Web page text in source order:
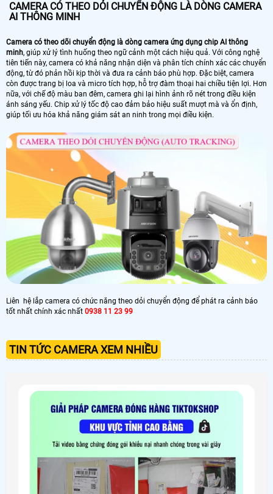
CAMERA CÓ THEO DỎI CHUYỂN ĐỘNG LÀ DÒNG CAMERA
AI THÔNG MINH
Camera có theo dõi chuyển động là dòng camera ứng dụng chip AI thông
minh, giúp xử lý tình huống theo ngữ cảnh một cách hiệu quả. Với công nghệ
tiên tiến này, camera có khả năng nhận diện và phân tích chính xác các chuyển
động, từ đó phản hồi kịp thời và đưa ra cảnh báo phù hợp. Đặc biệt, camera
còn được trang bị loa và micro tích hợp, hỗ trợ đàm thoại hai chiều tiện lợi. Hơn
nữa, với chế độ màu ban đêm, camera ghi lại hình ảnh rõ nét trong điều kiện
ánh sáng yếu. Chip xử lý tốc độ cao đảm bảo hiệu suất mượt mà và ổn định,
giúp tối ưu hóa khả năng giám sát an ninh trong mọi điều kiện.
Liên hệ lắp camera có chức năng theo dỏi chuyển động để phát ra cảnh báo
tốt nhất chính xác nhất 0938 11 23 99
TIN TỨC CAMERA XEM NHIỀU